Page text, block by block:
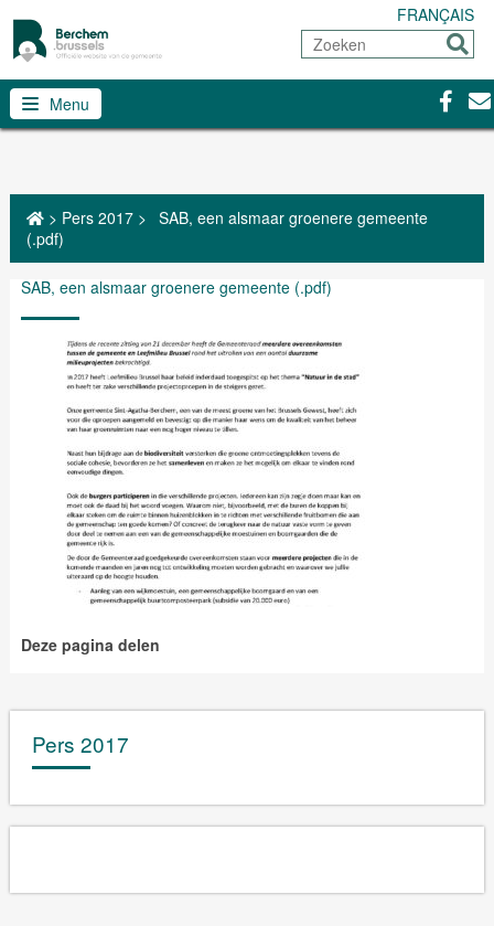
FRANÇAIS
Zoeken
Sturen
Menu
> Pers 2017> SAB, een alsmaar groenere gemeente
(.pdf)
SAB, een alsmaar groenere gemeente (.pdf)
Deze pagina delen
Pers 2017